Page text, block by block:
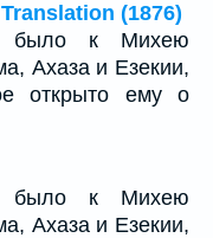
(1876)
было к Михею
Ахаза и Езекии,
открыто ему о
было к Михею
Ахаза и Езекии,